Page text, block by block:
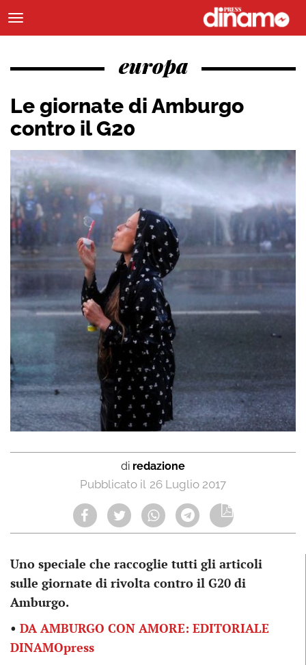
europa
Le giornate di Amburgo
contro il G20
di redazione
26 Luglio 2017
Uno speciale che raccoglie tutti gli articoli
sulle giornate di rivolta contro il G20 di
Amburgo.
• DA AMBURGO CON AMORE: EDITORIALE
DINAMOpress